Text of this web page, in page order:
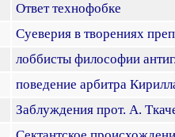
Ответ технофобке
Суеверия в творениях
лоббисты философии
поведение арбитра
Заблуждения прот. А.